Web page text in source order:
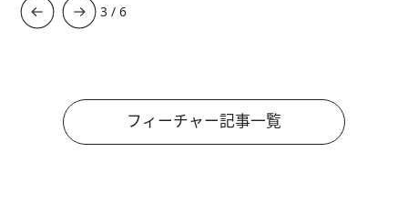
3 /6
フィーチャー記事一覧